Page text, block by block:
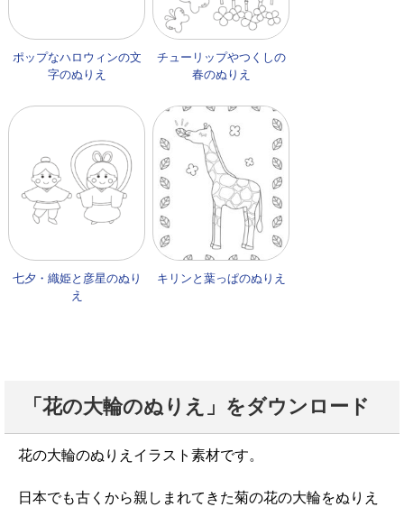
ポップなハロウィンの文
字のぬりえ
チューリップやつくしの
春のぬりえ
七夕・織姫と彦星のぬり
え
キリンと葉っぱのぬりえ
「花の大輪のぬりえ」をダウンロード
花の大輪のぬりえイラスト素材です。
日本でも古くから親しまれてきた菊の花の大輪をぬりえ